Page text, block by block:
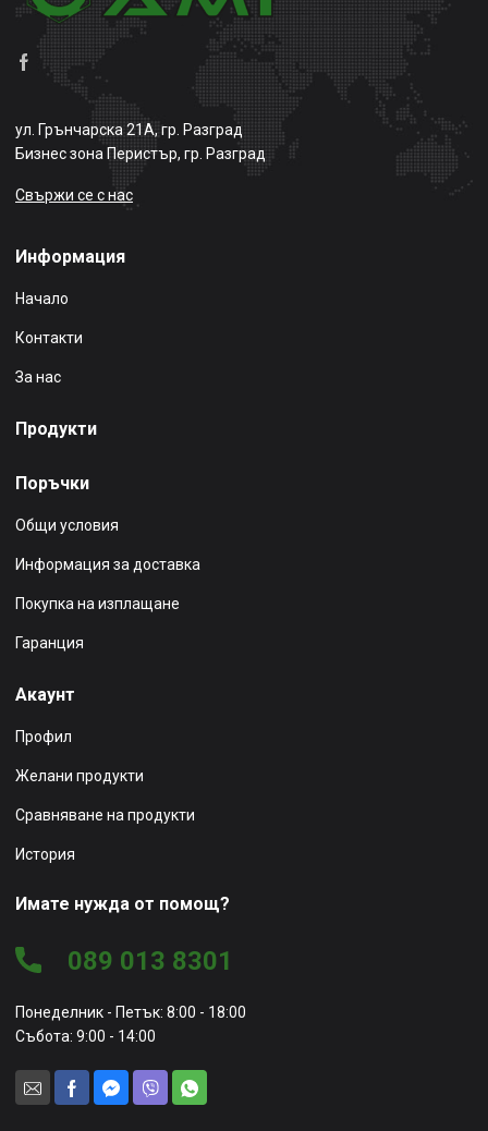
ул. Грънчарска 21А, гр. Разград
Бизнес зона Перистър, гр. Разград
Свържи се с нас
Информация
Начало
Контакти
За нас
Продукти
Поръчки
Общи условия
Информация за доставка
Покупка на изплащане
Гаранция
Акаунт
Профил
Желани продукти
Сравняване на продукти
История
Имате нужда от помощ?
089 013 8301
Понеделник - Петък: 8:00 - 18:00
Събота: 9:00 - 14:00